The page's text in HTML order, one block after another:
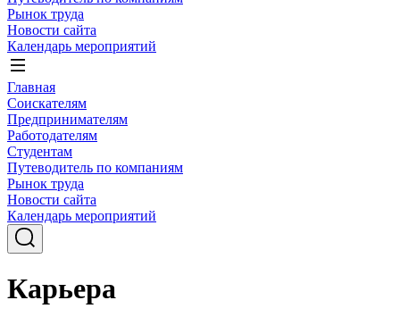
Рынок труда
Новости сайта
Календарь мероприятий
Главная
Соискателям
Предпринимателям
Работодателям
Студентам
Путеводитель по компаниям
Рынок труда
Новости сайта
Календарь мероприятий
Карьера